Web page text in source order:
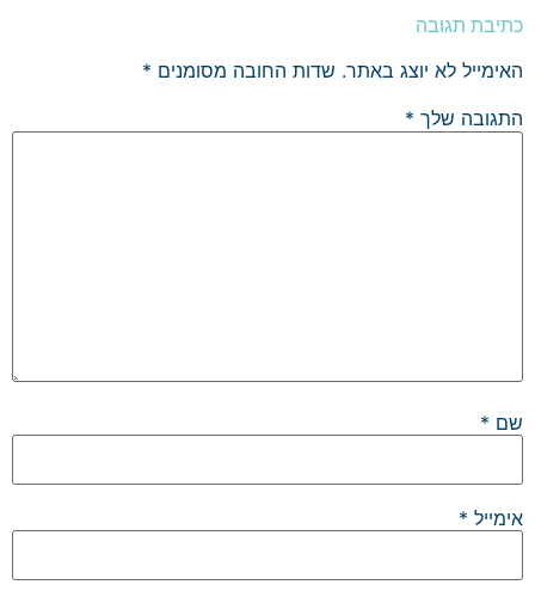
כתיבת תגובה
האימייל לא יוצג באתר. שדות החובה מסומנים *
התגובה שלך *
שם *
אימייל *